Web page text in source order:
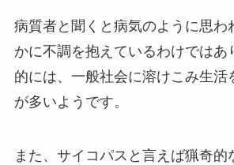
病質者と聞くと病気のように思わ
かに不調を抱えているわけではあ
的には、一般社会に溶けこみ生活
が多いようです。
また、サイコパスと言えば猟奇的